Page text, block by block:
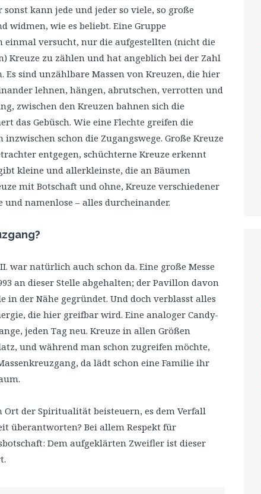
kann jede und jeder so viele, so große
widmen, wie es beliebt. Eine Gruppe
einmal versucht, nur die aufgestellten (nicht die
Kreuze zu zählen und hat angeblich bei der Zahl
Es sind unzählbare Massen von Kreuzen, die hier
lehnen, hängen, abrutschen, verrotten und
zwischen den Kreuzen bahnen sich die
das Gebüsch. Wie eine Flechte greifen die
schon die Zugangswege. Große Kreuze
entgegen, schüchterne Kreuze erkennt
kleine und allerkleinste, die an Bäumen
mit Botschaft und ohne, Kreuze verschiedener
namenlose – alles durcheinander.
war natürlich auch schon da. Eine große Messe
an dieser Stelle abgehalten; der Pavillon davon
in der Nähe gegründet. Und doch verblasst alles
die hier greifbar wird. Eine analoger Candy-
jeden Tag neu. Kreuze in allen Größen
und während man schon zugreifen möchte,
da lädt schon eine Familie ihr
Ort der Spiritualität beisteuern, es dem Verfall
überantworten? Bei allem Respekt für
Dem aufgeklärten Zweifler ist dieser